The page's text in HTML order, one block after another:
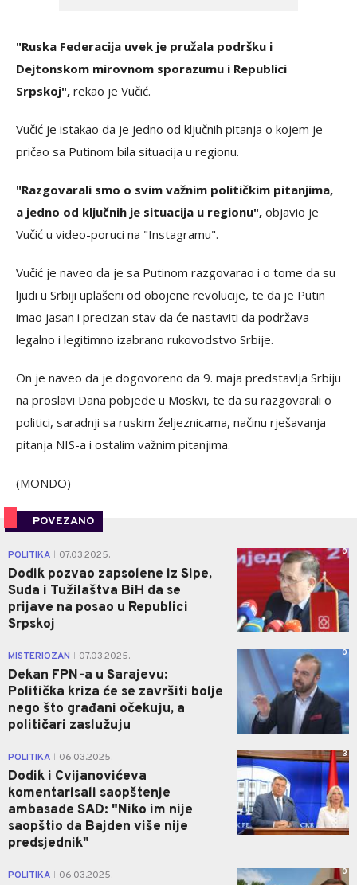
"Ruska Federacija uvek je pružala podršku i
Dejtonskom mirovnom sporazumu i Republici
Srpskoj", rekao je Vučić.
Vučić je istakao da je jedno od ključnih pitanja o kojem je
pričao sa Putinom bila situacija u regionu.
"Razgovarali smo o svim važnim političkim pitanjima,
a jedno od ključnih je situacija u regionu", objavio je
Vučić u video-poruci na "Instagramu".
Vučić je naveo da je sa Putinom razgovarao i o tome da su
ljudi u Srbiji uplašeni od obojene revolucije, te da je Putin
imao jasan i precizan stav da će nastaviti da podržava
legalno i legitimno izabrano rukovodstvo Srbije.
On je naveo da je dogovoreno da 9. maja predstavlja Srbiju
na proslavi Dana pobjede u Moskvi, te da su razgovarali o
politici, saradnji sa ruskim željeznicama, načinu rješavanja
pitanja NIS-a i ostalim važnim pitanjima.
(MONDO)
POVEZANO
POLITIKA 07.03.2025.
Dodik pozvao zapsolene iz Sipe,
Suda i Tužilaštva BiH da se
prijave na posao u Republici
Srpskoj
0
MISTERIOZAN 07.03.2025.
Dekan FPN-a u Sarajevu:
Politička kriza će se završiti bolje
nego što građani očekuju, a
političari zaslužuju
0
POLITIKA 06.03.2025.
Dodik i Cvijanovićeva
komentarisali saopštenje
ambasade SAD: "Niko im nije
saopštio da Bajden više nije
predsjednik"
3
POLITIKA 06.03.2025. 0